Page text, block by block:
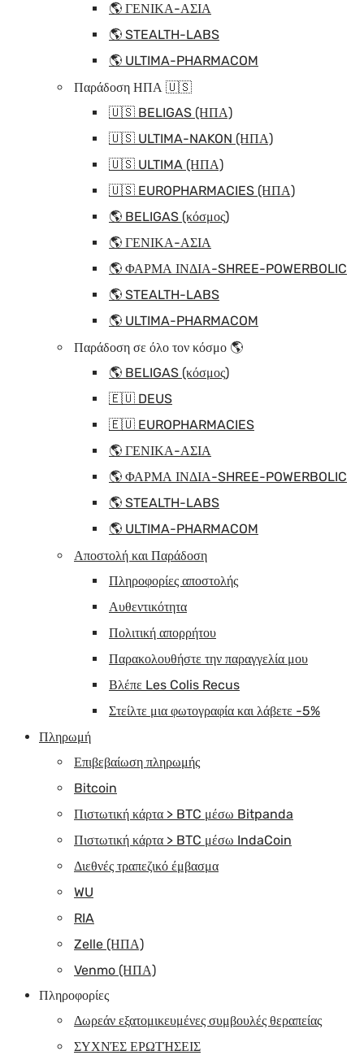
🌎 ΓΕΝΙΚΑ-ΑΣΙΑ
🌎 STEALTH-LABS
🌎 ULTIMA-PHARMACOM
Παράδοση ΗΠΑ 🇺🇸
🇺🇸 BELIGAS (ΗΠΑ)
🇺🇸 ULTIMA-NAKON (ΗΠΑ)
🇺🇸 ULTIMA (ΗΠΑ)
🇺🇸 EUROPHARMACIES (ΗΠΑ)
🌎 BELIGAS (κόσμος)
🌎 ΓΕΝΙΚΑ-ΑΣΙΑ
🌎 ΦΑΡΜΑ ΙΝΔΙΑ-SHREE-POWERBOLIC
🌎 STEALTH-LABS
🌎 ULTIMA-PHARMACOM
Παράδοση σε όλο τον κόσμο 🌎
🌎 BELIGAS (κόσμος)
🇪🇺 DEUS
🇪🇺 EUROPHARMACIES
🌎 ΓΕΝΙΚΑ-ΑΣΙΑ
🌎 ΦΑΡΜΑ ΙΝΔΙΑ-SHREE-POWERBOLIC
🌎 STEALTH-LABS
🌎 ULTIMA-PHARMACOM
Αποστολή και Παράδοση
Πληροφορίες αποστολής
Αυθεντικότητα
Πολιτική απορρήτου
Παρακολουθήστε την παραγγελία μου
Βλέπε Les Colis Recus
Στείλτε μια φωτογραφία και λάβετε -5%
Πληρωμή
Επιβεβαίωση πληρωμής
Bitcoin
Πιστωτική κάρτα > BTC μέσω Bitpanda
Πιστωτική κάρτα > BTC μέσω IndaCoin
Διεθνές τραπεζικό έμβασμα
WU
RIA
Zelle (ΗΠΑ)
Venmo (ΗΠΑ)
Πληροφορίες
Δωρεάν εξατομικευμένες συμβουλές θεραπείας
ΣΥΧΝΈΣ ΕΡΩΤΉΣΕΙΣ